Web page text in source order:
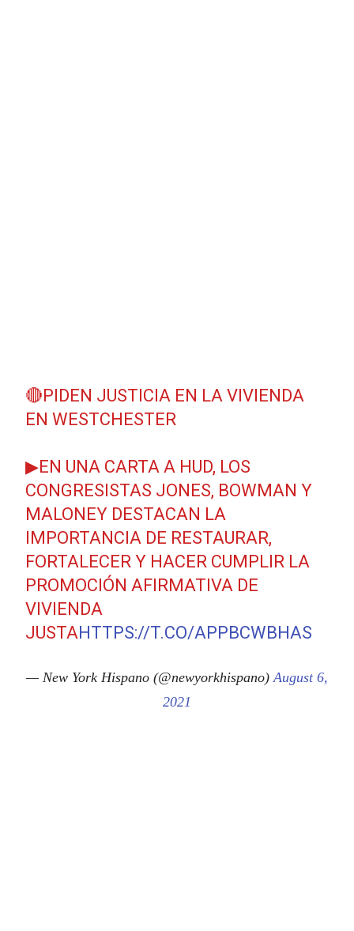
🔴PIDEN JUSTICIA EN LA VIVIENDA
EN WESTCHESTER
▶EN UNA CARTA A HUD, LOS
CONGRESISTAS JONES, BOWMAN Y
MALONEY DESTACAN LA
IMPORTANCIA DE RESTAURAR,
FORTALECER Y HACER CUMPLIR LA
PROMOCIÓN AFIRMATIVA DE
VIVIENDA
JUSTAHTTPS://T.CO/APPBCWBHAS
— New York Hispano (@newyorkhispano) August 6,
2021